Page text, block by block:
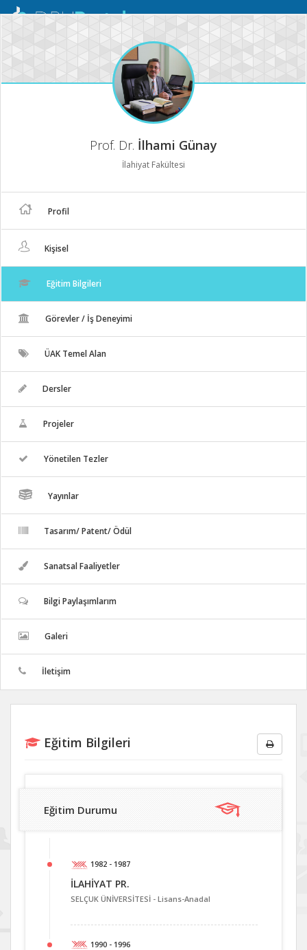
Mobil
Prof. Dr. İlhami Günay
İlahiyat Fakültesi
Profil
Kişisel
Eğitim Bilgileri
Görevler / İş Deneyimi
ÜAK Temel Alan
Dersler
Projeler
Yönetilen Tezler
Yayınlar
Tasarım/ Patent/ Ödül
Sanatsal Faaliyetler
Bilgi Paylaşımlarım
Galeri
İletişim
Eğitim Bilgileri
Eğitim Durumu
1982 - 1987
İLAHİYAT PR.
SELÇUK ÜNİVERSİTESİ - Lisans-Anadal
1990 - 1996